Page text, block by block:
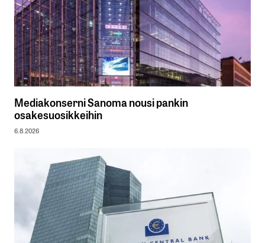
Mediakonserni Sanoma nousi pankin
osakesuosikkeihin
6.8.2026